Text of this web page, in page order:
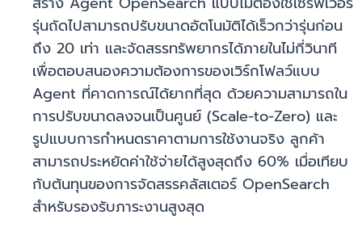
รุ่นถัดไปสามารถปรับขนาดอัตโนมัติได้เร็วกว่ารุ่นก่อน
ถึง 20 เท่า และจัดสรรทรัพยากรได้ภายในไม่กี่วินาที
เพื่อตอบสนองความต้องการของเวิร์กโฟลว์แบบ
Agent ที่คาดการณ์ได้ยากที่สุด ด้วยความสามารถใน
การปรับขนาดลงจนเป็นศูนย์ (Scale-to-Zero) และ
รูปแบบการกำหนดราคาตามการใช้งานจริง ลูกค้า
สามารถประหยัดค่าใช้จ่ายได้สูงสุดถึง 60% เมื่อเทียบ
กับต้นทุนของการจัดสรรคลัสเตอร์ OpenSearch
สำหรับรองรับภาระงานสูงสุด